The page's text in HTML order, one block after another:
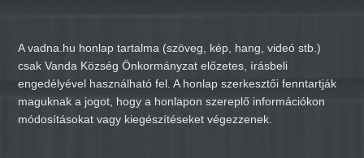
A vadna.hu honlap tartalma (szöveg, kép, hang, videó stb.)
csak Vanda Község Önkormányzat előzetes, írásbeli
engedélyével használható fel. A honlap szerkesztői fenntartják
maguknak a jogot, hogy a honlapon szereplő információkon
módosításokat vagy kiegészítéseket végezzenek.